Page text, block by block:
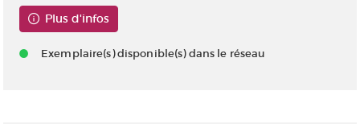
Plus d'infos
Exemplaire(s) disponible(s) dans le réseau